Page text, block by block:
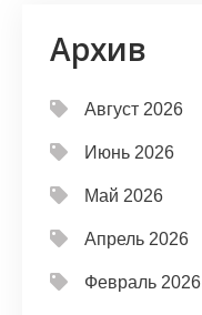
Архив
Август 2026
Июнь 2026
Май 2026
Апрель 2026
Февраль 2026